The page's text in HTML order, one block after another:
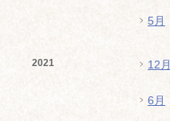
5月
2021 12月
6月